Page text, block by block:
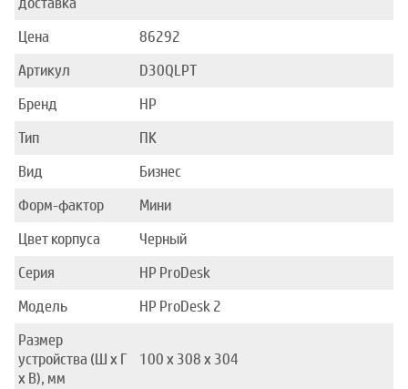
Цена
86292
Артикул
D30QLPT
Бренд
HP
Тип
ПК
Вид
Бизнес
Форм-фактор
Мини
Цвет корпуса
Черный
Серия
HP ProDesk
Модель
HP ProDesk 2
Размер
устройства (Ш x Г
x В), мм
100 x 308 x 304